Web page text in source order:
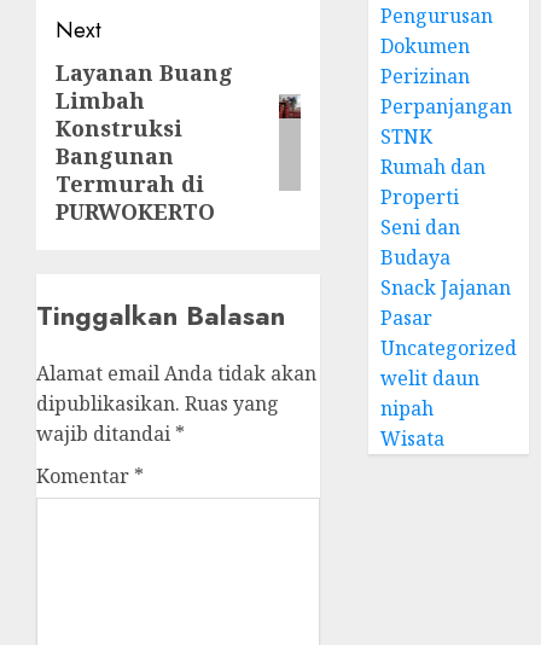
Next
Next
post:
Layanan Buang
Limbah
Konstruksi
Bangunan
Termurah di
PURWOKERTO
Tinggalkan Balasan
Alamat email Anda tidak akan
dipublikasikan. Ruas yang
wajib ditandai *
Komentar *
Pengurusan
Dokumen
Perizinan
Perpanjangan
STNK
Rumah dan
Properti
Seni dan
Budaya
Snack Jajanan
Pasar
Uncategorized
welit daun
nipah
Wisata